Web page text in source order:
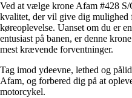
Ved at vælge krone Afam #428
kvalitet, der vil give dig mulighed
køreoplevelse. Uanset om du er
entusiast på banen, er denne
mest krævende forventninger.
Tag imod ydeevne, lethed og
Afam, og forbered dig på at
motorcykel.